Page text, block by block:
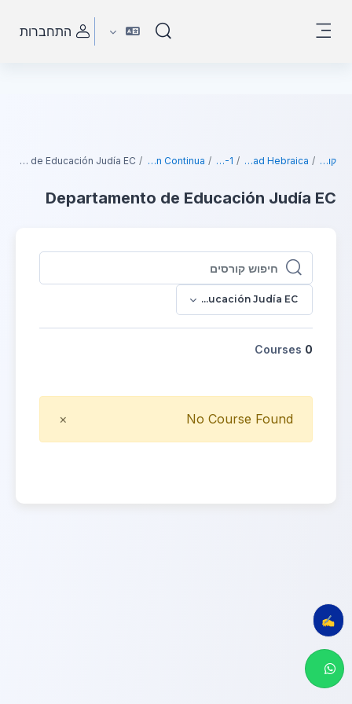
✍️ Evalúa tu clase
הצגה או הסתרה של קלט חיפוש
התחברות
קורסים Universidad Hebraica
2026-1
Educación Continua
Departamento de Educación Judía EC
Departamento de Educación Judía EC
חיפוש קורסים
חיפוש קורסים
Departamento de Educación Judía EC
0
Courses
× No Course Found